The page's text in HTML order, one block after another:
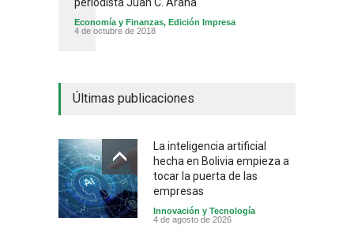
periodista Juan C. Arana
Economía y Finanzas, Edición Impresa
4 de octubre de 2018
Últimas publicaciones
La inteligencia artificial
hecha en Bolivia empieza a
tocar la puerta de las
empresas
Innovación y Tecnología
4 de agosto de 2026